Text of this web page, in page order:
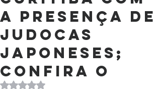
a presença de
judocas
japoneses;
confira o
Avaliado com NaN de 5 estrelas.